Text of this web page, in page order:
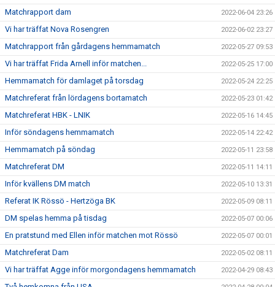
Matchrapport dam 2022-06-04 23:26
Vi har träffat Nova Rosengren 2022-06-02 23:27
Matchrapport från gårdagens hemmamatch 2022-05-27 09:53
Vi har träffat Frida Arnell inför matchen... 2022-05-25 17:00
Hemmamatch för damlaget på torsdag 2022-05-24 22:25
Matchreferat från lördagens bortamatch 2022-05-23 01:42
Matchreferat HBK - LNIK 2022-05-16 14:45
Inför söndagens hemmamatch 2022-05-14 22:42
Hemmamatch på söndag 2022-05-11 23:58
Matchreferat DM 2022-05-11 14:11
Inför kvällens DM match 2022-05-10 13:31
Referat IK Rössö - Hertzöga BK 2022-05-09 08:11
DM spelas hemma på tisdag 2022-05-07 00:06
En pratstund med Ellen inför matchen mot Rössö 2022-05-07 00:01
Matchreferat Dam 2022-05-02 08:11
Vi har träffat Agge inför morgondagens hemmamatch 2022-04-29 08:43